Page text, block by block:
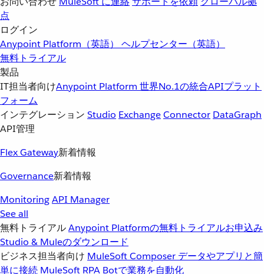
点
ログイン
Anypoint Platform（英語） ヘルプセンター（英語）
無料トライアル
製品
IT担当者向けAnypoint Platform 世界No.1の統合APIプラット
フォーム
インテグレーション Studio ExchangeConnector DataGraph
API管理
Flex Gateway新着情報
Governance新着情報
MonitoringAPI Manager
See all
無料トライアルAnypoint Platformの無料トライアルお申込み
Studio & Muleのダウンロード
ビジネス担当者向け MuleSoft Composer データやアプリと簡
単に接続 MuleSoft RPA Botで業務を自動化